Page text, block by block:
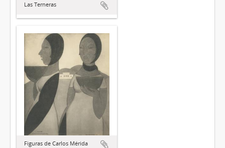
Las Terneras
Figuras de Carlos Mérida